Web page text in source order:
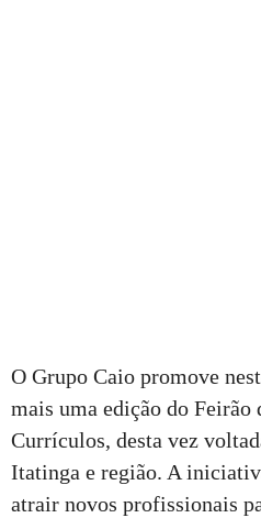
O Grupo Caio promove
mais uma edição do Feirão
Currículos, desta vez
Itatinga e região. A
atrair novos profissionais